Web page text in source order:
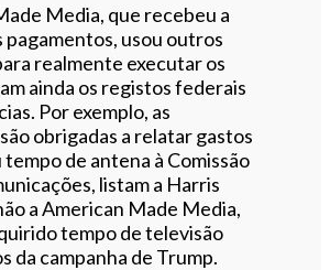
Media, que recebeu a
pagamentos, usou outros
realmente executar os
ainda os registos federais
Por exemplo, as
obrigadas a relatar gastos
de antena à Comissão
listam a Harris
a American Made Media,
tempo de televisão
da campanha de Trump.